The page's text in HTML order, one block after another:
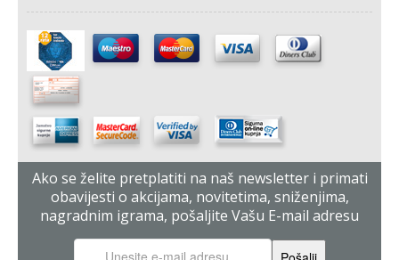
Ako se želite pretplatiti na naš newsletter i primati
obavijesti o akcijama, novitetima, sniženjima,
nagradnim igrama, pošaljite Vašu E-mail adresu